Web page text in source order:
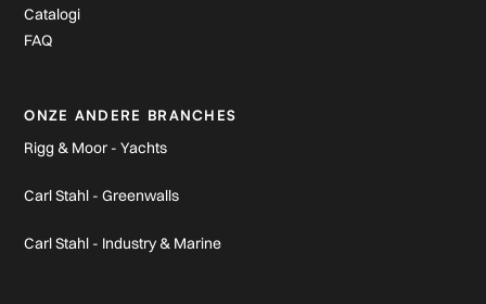
Catalogi
FAQ
ONZE ANDERE BRANCHES
Rigg & Moor - Yachts
Carl Stahl - Greenwalls
Carl Stahl - Industry & Marine